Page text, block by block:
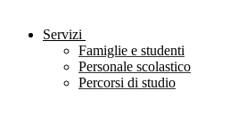
Servizi
Famiglie e studenti
Personale scolastico
Percorsi di studio